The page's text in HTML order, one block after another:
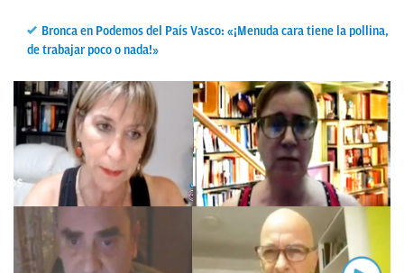
Bronca en Podemos del País Vasco: «¡Menuda cara tiene la pollina,
de trabajar poco o nada!»